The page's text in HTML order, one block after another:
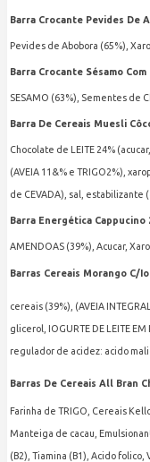
Barra Crocante Pevides De
Pevides de Abobora (65%),
Barra Crocante Sésamo Com
SESAMO (63%), Sementes de
Barra De Cereais Muesli
Chocolate de LEITE 24%
(AVEIA 11&% e TRIGO2%),
de CEVADA), sal,
Barra Energética Cappucino
AMENDOAS (39%), Acucar,
Barras Cereais Morango C/
cereais (39%), (AVEIA
glicerol, IOGURTE DE LEITE
regulador de acidez: acido
Barras De Cereais All Bran
Farinha de TRIGO, Cereais
Manteiga de cacau,
(B2), Tiamina (B1), Acido folico,